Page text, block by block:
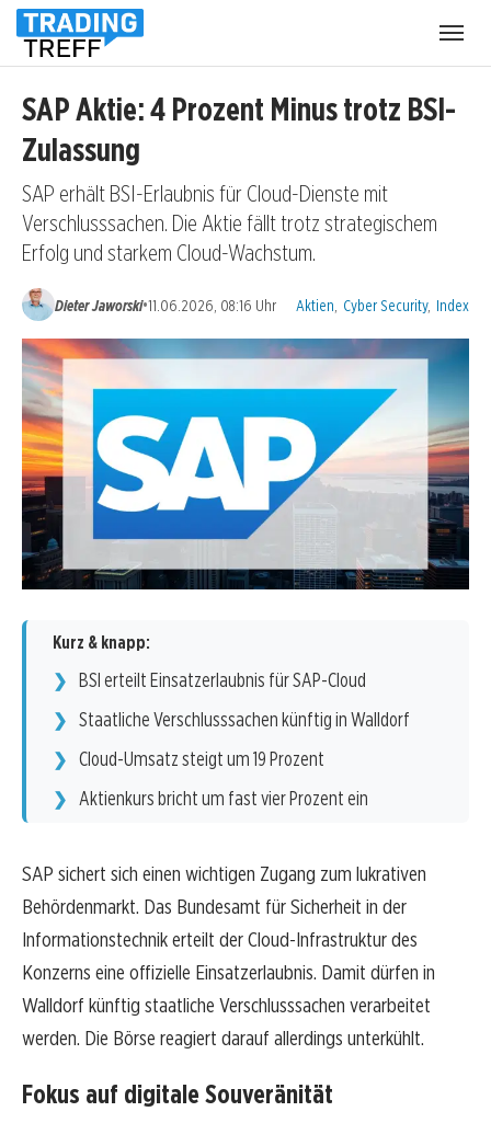
SAP Aktie: 4 Prozent Minus trotz BSI-
Zulassung
SAP erhält BSI-Erlaubnis für Cloud-Dienste mit
Verschlusssachen. Die Aktie fällt trotz strategischem
Erfolg und starkem Cloud-Wachstum.
Dieter Jaworski•11.06.2026, 08:16 Uhr Kategorien:
Aktien Cyber Security, Index
Kurz & knapp:
BSI erteilt Einsatzerlaubnis für SAP-Cloud
Staatliche Verschlusssachen künftig in Walldorf
Cloud-Umsatz steigt um 19 Prozent
Aktienkurs bricht um fast vier Prozent ein
SAP sichert sich einen wichtigen Zugang zum lukrativen
Behördenmarkt. Das Bundesamt für Sicherheit in der
Informationstechnik erteilt der Cloud-Infrastruktur des
Konzerns eine offizielle Einsatzerlaubnis. Damit dürfen in
Walldorf künftig staatliche Verschlusssachen verarbeitet
werden. Die Börse reagiert darauf allerdings unterkühlt.
Fokus auf digitale Souveränität